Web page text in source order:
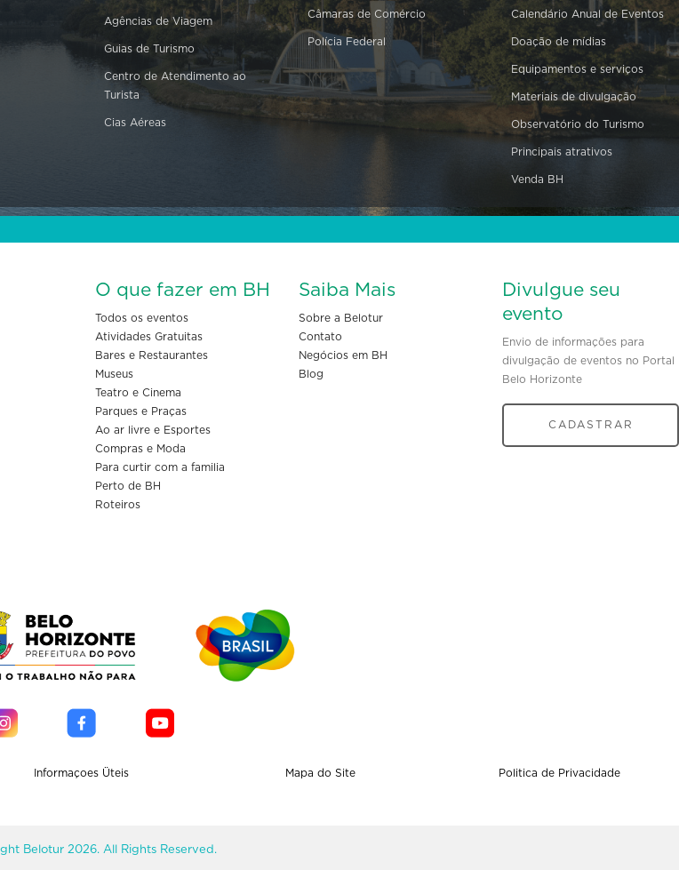
Agências de Viagem
Guias de Turismo
Centro de Atendimento ao
Turista
Cias Aéreas
Câmaras de Comércio
Polícia Federal
Calendário Anual de Eventos
Doação de mídias
Equipamentos e serviços
Materiais de divulgação
Observatório do Turismo
Principais atrativos
Venda BH
O que fazer em BH
Todos os eventos
Atividades Gratuitas
Bares e Restaurantes
Museus
Teatro e Cinema
Parques e Praças
Ao ar livre e Esportes
Compras e Moda
Para curtir com a familia
Perto de BH
Roteiros
Saiba Mais
Sobre a Belotur
Contato
Negócios em BH
Blog
Divulgue seu
evento
Envio de informações para
divulgação de eventos no Portal
Belo Horizonte
CADASTRAR
Informaçoes Üteis Mapa do Site Politica de Privacidade
Belotur 2026. All Rights Reserved.